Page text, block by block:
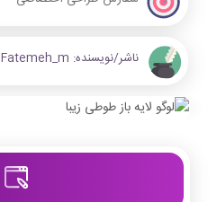
ناشر/نویسنده: Fatemeh_m